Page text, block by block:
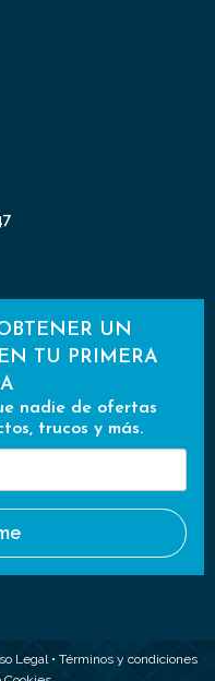
UN
TU PRIMERA
nadie de ofertas
trucos y más.
Legal• Términos y condiciones